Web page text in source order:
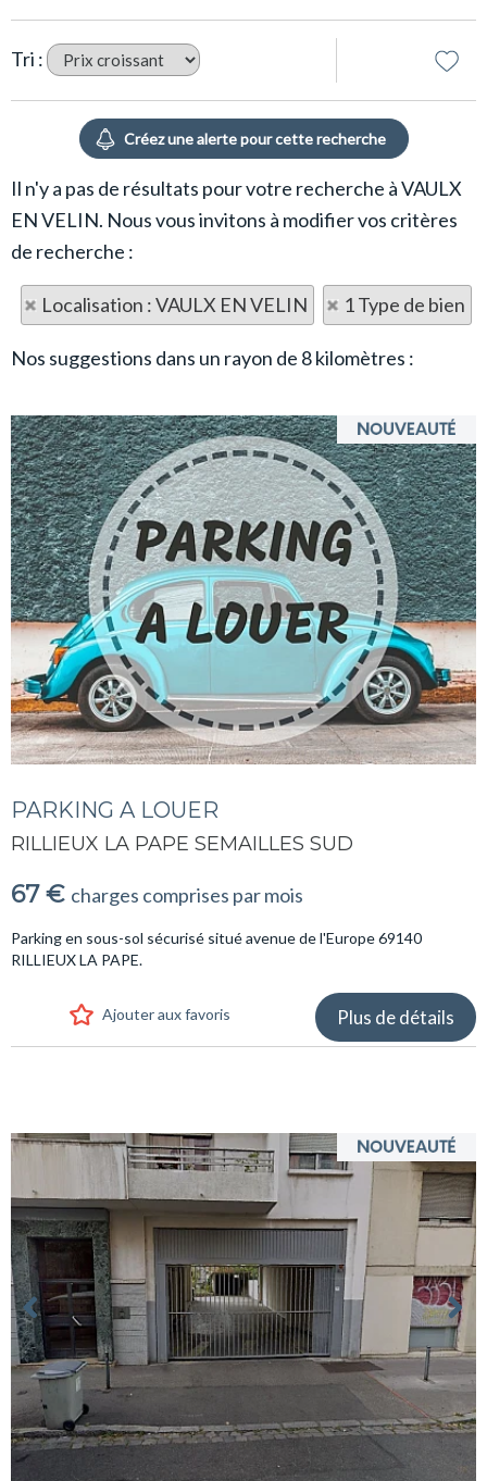
Tri :
Il n'y a pas de résultats pour votre recherche à VAULX
EN VELIN. Nous vous invitons à modifier vos critères
de recherche :
Localisation : VAULX EN VELIN 1 Type de bien
Nos suggestions dans un rayon de 8 kilomètres :
PARKING A LOUER
RILLIEUX LA PAPE SEMAILLES SUD
67 € charges comprises par mois
Parking en sous-sol sécurisé situé avenue de l'Europe 69140
RILLIEUX LA PAPE.
Ajouter aux favoris Plus de détails